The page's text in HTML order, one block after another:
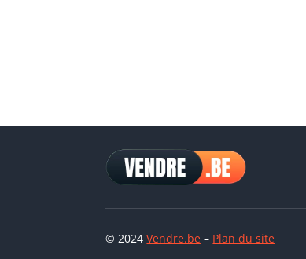
© 2024Vendre.be – Plan du site